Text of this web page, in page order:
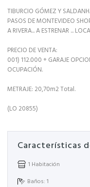
TIBURCIO GÓMEZ Y
PASOS DE MONTEVIDEO
A RIVERA... A ESTRENAR ...
PRECIO DE VENTA:
001) 112.000 + GARAJE
OCUPACIÓN.
METRAJE: 20,70m2 Total.
(LO 20855)
Características
1 Habitación
Baños: 1